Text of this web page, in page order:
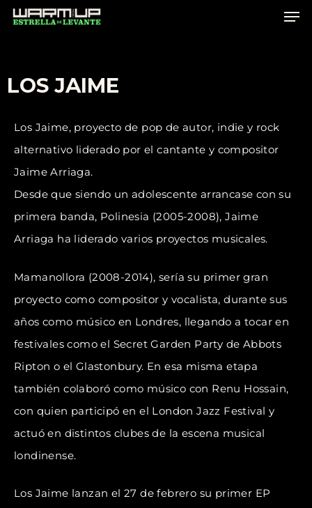
Skip
content
LOS JAIME
Los Jaime, proyecto de pop de autor, indie y rock
alternativo liderado por el cantante y compositor
Jaime Arriaga.
Desde que siendo un adolescente arrancase con su
primera banda, Polinesia (2005-2008), Jaime
Arriaga ha liderado varios proyectos musicales.
Mamanollora (2008-2014), sería su primer gran
proyecto como compositor y vocalista, durante sus
años como músico en Londres, llegando a tocar en
festivales como el Secret Garden Party de Abbots
Ripton o el Glastonbury. En esa misma etapa
también colaboró como músico con Renu Hossain,
con quien participó en el London Jazz Festival y
actuó en distintos clubes de la escena musical
londinense.
Los Jaime lanzan el 27 de febrero su primer EP